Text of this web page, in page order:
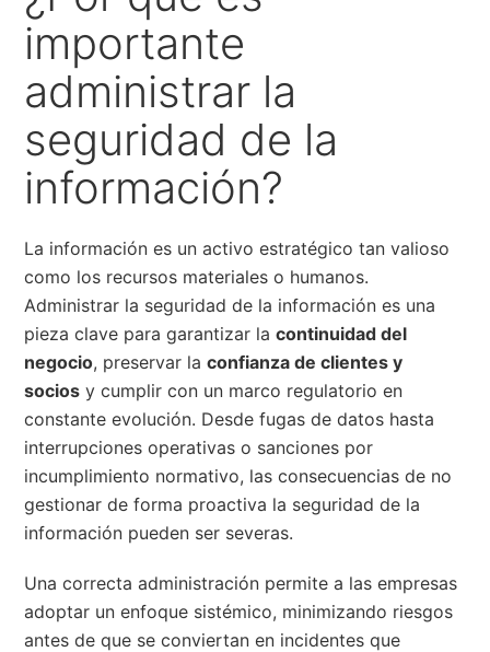
importante
administrar la
seguridad de la
información?
La información es un activo estratégico tan valioso
como los recursos materiales o humanos.
Administrar la seguridad de la información es una
pieza clave para garantizar lacontinuidad del
negocio, preservar laconfianza de clientes y
socios y cumplir con un marco regulatorio en
constante evolución. Desde fugas de datos hasta
interrupciones operativas o sanciones por
incumplimiento normativo, las consecuencias de no
gestionar de forma proactiva la seguridad de la
información pueden ser severas.
Una correcta administración permite a las empresas
adoptar un enfoque sistémico, minimizando riesgos
antes de que se conviertan en incidentes que